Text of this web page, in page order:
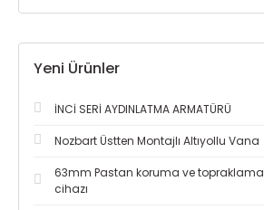
Yeni Ürünler
İNCİ SERİ AYDINLATMA ARMATÜRÜ
Nozbart Üstten Montajlı Altıyollu Vana
63mm Pastan koruma ve topraklama
cihazı